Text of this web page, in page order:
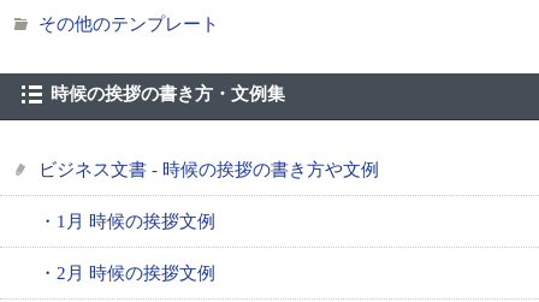
その他のテンプレート
時候の挨拶の書き方・文例集
ビジネス文書 - 時候の挨拶の書き方や文例
・1月 時候の挨拶文例
・2月 時候の挨拶文例